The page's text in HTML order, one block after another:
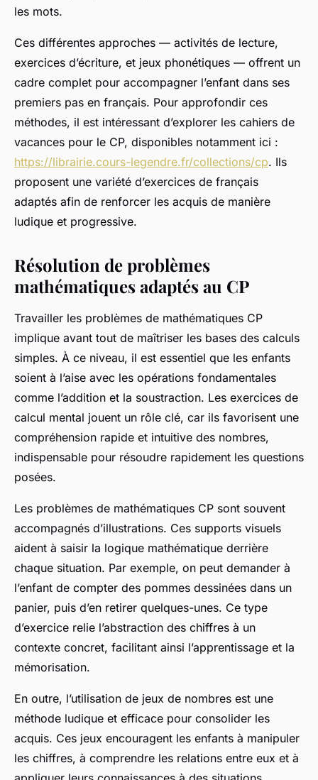
les mots.
Ces différentes approches — activités de lecture,
exercices d’écriture, et jeux phonétiques — offrent un
cadre complet pour accompagner l’enfant dans ses
premiers pas en français. Pour approfondir ces
méthodes, il est intéressant d’explorer les cahiers de
vacances pour le CP, disponibles notamment ici :
https://librairie.cours-legendre.fr/collections/cp. Ils
proposent une variété d’exercices de français
adaptés afin de renforcer les acquis de manière
ludique et progressive.
Résolution de problèmes
mathématiques adaptés au CP
Travailler les problèmes de mathématiques CP
implique avant tout de maîtriser les bases des calculs
simples. À ce niveau, il est essentiel que les enfants
soient à l’aise avec les opérations fondamentales
comme l’addition et la soustraction. Les exercices de
calcul mental jouent un rôle clé, car ils favorisent une
compréhension rapide et intuitive des nombres,
indispensable pour résoudre rapidement les questions
posées.
Les problèmes de mathématiques CP sont souvent
accompagnés d’illustrations. Ces supports visuels
aident à saisir la logique mathématique derrière
chaque situation. Par exemple, on peut demander à
l’enfant de compter des pommes dessinées dans un
panier, puis d’en retirer quelques-unes. Ce type
d’exercice relie l’abstraction des chiffres à un
contexte concret, facilitant ainsi l’apprentissage et la
mémorisation.
En outre, l’utilisation de jeux de nombres est une
méthode ludique et efficace pour consolider les
acquis. Ces jeux encouragent les enfants à manipuler
les chiffres, à comprendre les relations entre eux et à